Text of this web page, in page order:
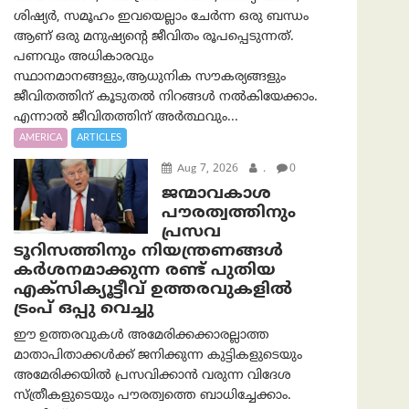
ശിഷ്യർ, സമൂഹം ഇവയെല്ലാം ചേർന്ന ഒരു ബന്ധം
ആണ് ഒരു മനുഷ്യന്റെ ജീവിതം രൂപപ്പെടുന്നത്.
പണവും അധികാരവും
സ്ഥാനമാനങ്ങളും,ആധുനിക സൗകര്യങ്ങളും
ജീവിതത്തിന് കൂടുതൽ നിറങ്ങൾ നൽകിയേക്കാം.
എന്നാൽ ജീവിതത്തിന് അർത്ഥവും...
AMERICA ARTICLES
Aug 7, 2026 . 0
ജന്മാവകാശ
പൗരത്വത്തിനും
പ്രസവ
ടൂറിസത്തിനും നിയന്ത്രണങ്ങൾ
കർശനമാക്കുന്ന രണ്ട് പുതിയ
എക്സിക്യൂട്ടീവ് ഉത്തരവുകളിൽ
ട്രംപ് ഒപ്പു വെച്ചു
ഈ ഉത്തരവുകൾ അമേരിക്കക്കാരല്ലാത്ത
മാതാപിതാക്കൾക്ക് ജനിക്കുന്ന കുട്ടികളുടെയും
അമേരിക്കയിൽ പ്രസവിക്കാൻ വരുന്ന വിദേശ
സ്ത്രീകളുടെയും പൗരത്വത്തെ ബാധിച്ചേക്കാം.